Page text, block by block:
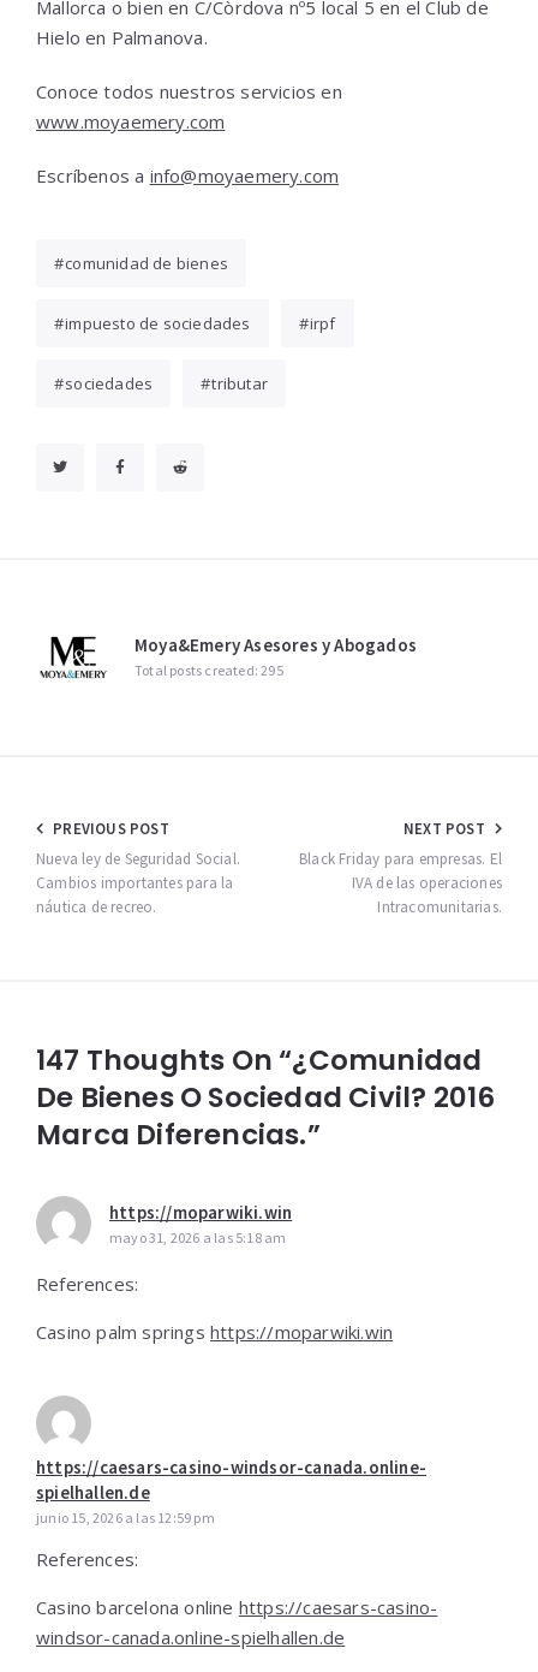
Mallorca o bien en C/Còrdova nº5 local 5 en el Club de
Hielo en Palmanova.
Conoce todos nuestros servicios en
www.moyaemery.com
Escríbenos a info@moyaemery.com
comunidad de bienes
impuesto de sociedades irpf
sociedades tributar
Moya&Emery Asesores y Abogados
Total posts created: 295
Navegación
de
entradas
PREVIOUS POST
Nueva ley de Seguridad Social.
Cambios importantes para la
náutica de recreo.
NEXT POST
Black Friday para empresas. El
IVA de las operaciones
Intracomunitarias.
147 Thoughts On “¿Comunidad
De Bienes O Sociedad Civil? 2016
Marca Diferencias.”
https://moparwiki.win
mayo 31, 2026 a las 5:18 am
References:
Casino palm springs https://moparwiki.win
https://caesars-casino-windsor-canada.online-
spielhallen.de
junio 15, 2026 a las 12:59 pm
References:
Casino barcelona online https://caesars-casino-
windsor-canada.online-spielhallen.de